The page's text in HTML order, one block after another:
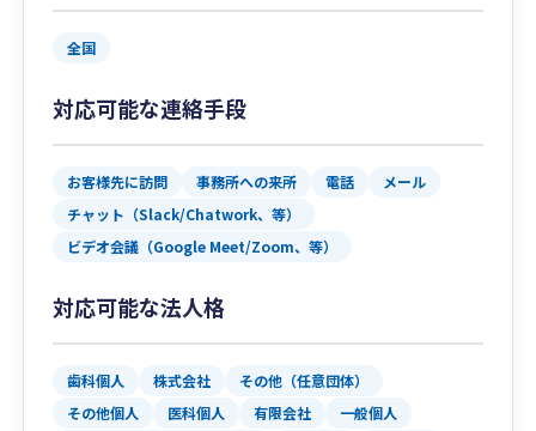
全国
対応可能な連絡手段
お客様先に訪問 事務所への来所 電話
メール
チャット（Slack/Chatwork、等）
ビデオ会議（Google Meet/Zoom、等）
対応可能な法人格
歯科個人 株式会社
その他（任意団体）
その他個人
医科個人 有限会社
一般個人